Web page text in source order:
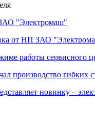
"Электромаш"
от НП ЗАО
работы сервисного
производство гибких
новинку –